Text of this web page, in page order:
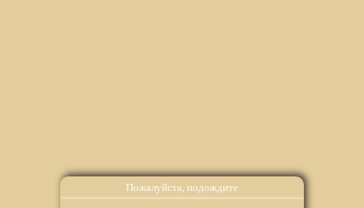
Пожалуйста, подождите